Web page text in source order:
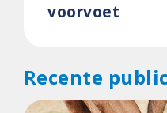
voorvoet
Recente